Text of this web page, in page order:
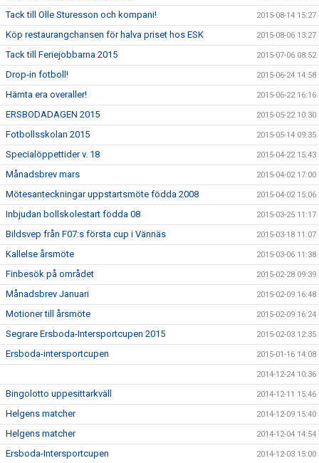
Tack till Olle Sturesson och kompani! 2015-08-14 15:27
Köp restaurangchansen för halva priset hos ESK 2015-08-06 13:27
Tack till Feriejobbarna 2015 2015-07-06 08:52
Drop-in fotboll! 2015-06-24 14:58
Hämta era overaller! 2015-06-22 16:16
ERSBODADAGEN 2015 2015-05-22 10:30
Fotbollsskolan 2015 2015-05-14 09:35
Specialöppettider v. 18 2015-04-22 15:43
Månadsbrev mars 2015-04-02 17:00
Mötesanteckningar uppstartsmöte födda 2008 2015-04-02 15:06
Inbjudan bollskolestart födda 08 2015-03-25 11:17
Bildsvep från F07:s första cup i Vännäs 2015-03-18 11:07
Kallelse årsmöte 2015-03-06 11:38
Finbesök på området 2015-02-28 09:39
Månadsbrev Januari 2015-02-09 16:48
Motioner till årsmöte 2015-02-09 16:24
Segrare Ersboda-Intersportcupen 2015 2015-02-03 12:35
Ersboda-intersportcupen 2015-01-16 14:08
2014-12-24 10:36
Bingolotto uppesittarkväll 2014-12-11 15:46
Helgens matcher 2014-12-09 15:40
Helgens matcher 2014-12-04 14:54
Ersboda-Intersportcupen 2014-12-03 15:00